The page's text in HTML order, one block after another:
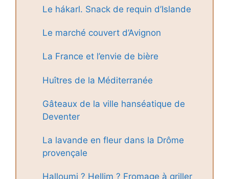
Le hákarl. Snack de requin d’Islande
Le marché couvert d’Avignon
La France et l’envie de bière
Huîtres de la Méditerranée
Gâteaux de la ville hanséatique de
Deventer
La lavande en fleur dans la Drôme
provençale
Halloumi ? Hellim ? Fromage à griller